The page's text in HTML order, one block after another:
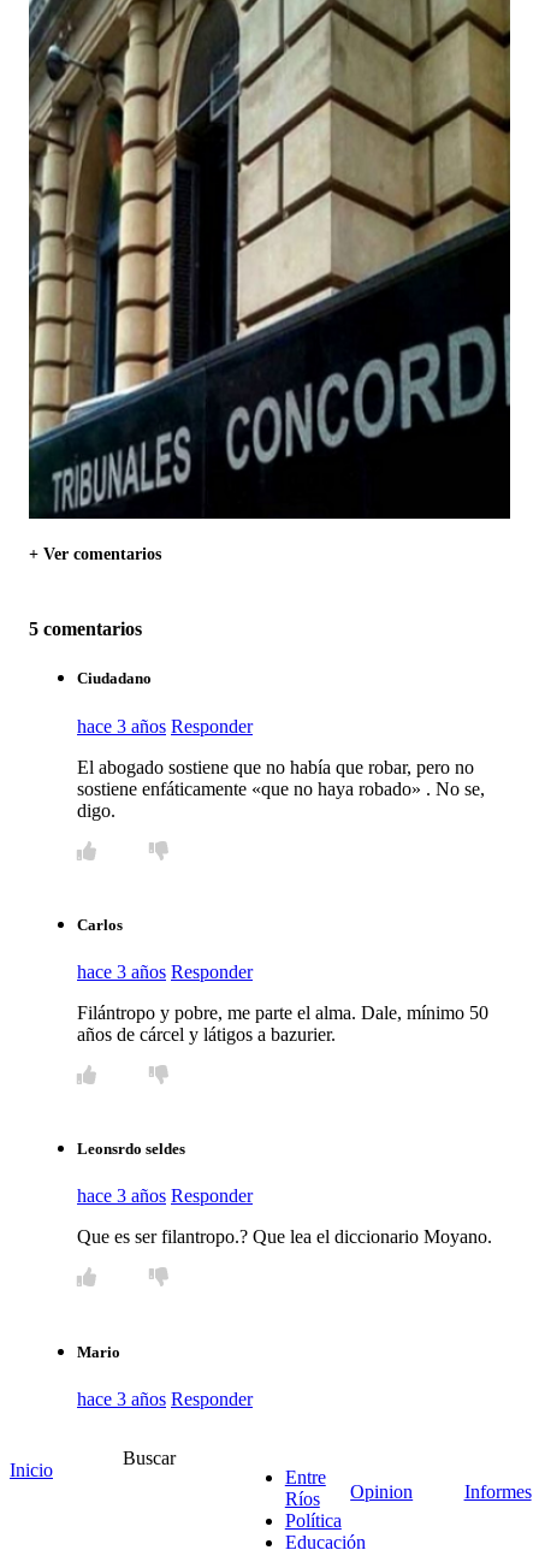
+ Ver comentarios
5 comentarios
Ciudadano
hace 3 años Responder
El abogado sostiene que no había que robar, pero no
sostiene enfáticamente «que no haya robado» . No se,
digo.
Carlos
hace 3 años Responder
Filántropo y pobre, me parte el alma. Dale, mínimo 50
años de cárcel y látigos a bazurier.
Leonsrdo seldes
hace 3 años Responder
Que es ser filantropo.? Que lea el diccionario Moyano.
Mario
hace 3 años Responder
múltiples inversiones realizadas por Mazurier 🙂
Mas que una condena, merece la beatificación ante el
Inicio
Buscar
Entre
Ríos
Política
Educación
Opinion Informes